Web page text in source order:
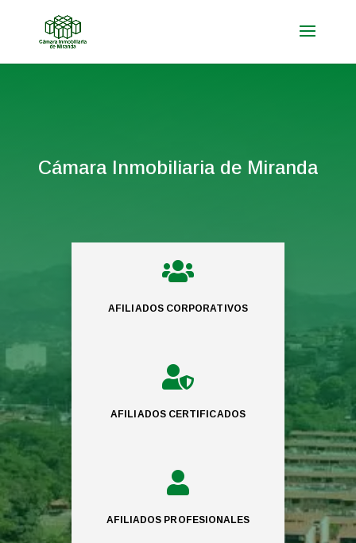
Cámara Inmobiliaria de Miranda

AFILIADOS CORPORATIVOS

AFILIADOS CERTIFICADOS

AFILIADOS PROFESIONALES